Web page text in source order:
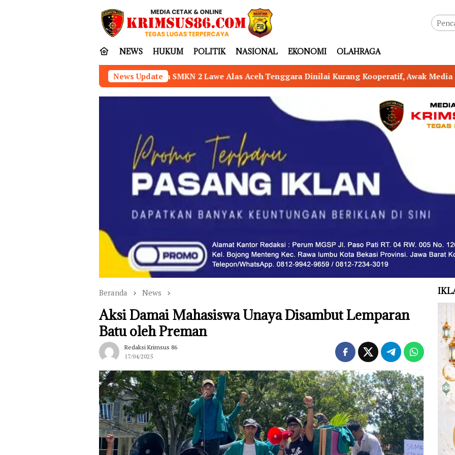
NEWS HUKUM POLITIK NASIONAL EKONOMI OLAHRAGA
News Update
Kepala SMKN 2 Lawe Alas Aceh Tenggara Dinilai Kurang Kooperatif, Awak Media Kesulitan Lakukan Konfirmasi
Beranda News
Aksi Damai Mahasiswa Unaya Disambut Lemparan
Batu oleh Preman
Redaksi Krimsus 86
17/04/2025